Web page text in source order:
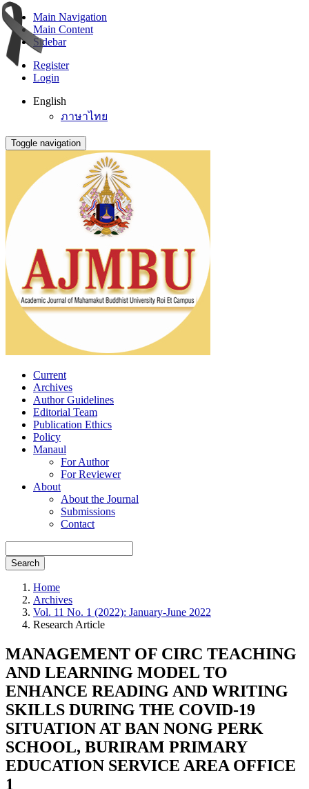
Main Navigation
Main Content
Sidebar
Register
Login
English
ภาษาไทย
Toggle navigation
Current
Archives
Author Guidelines
Editorial Team
Publication Ethics
Policy
Manaul
For Author
For Reviewer
About
About the Journal
Submissions
Contact
Search
Home
Archives
Vol. 11 No. 1 (2022): January-June 2022
Research Article
MANAGEMENT OF CIRC TEACHING
AND LEARNING MODEL TO
ENHANCE READING AND WRITING
SKILLS DURING THE COVID-19
SITUATION AT BAN NONG PERK
SCHOOL, BURIRAM PRIMARY
EDUCATION SERVICE AREA OFFICE
1